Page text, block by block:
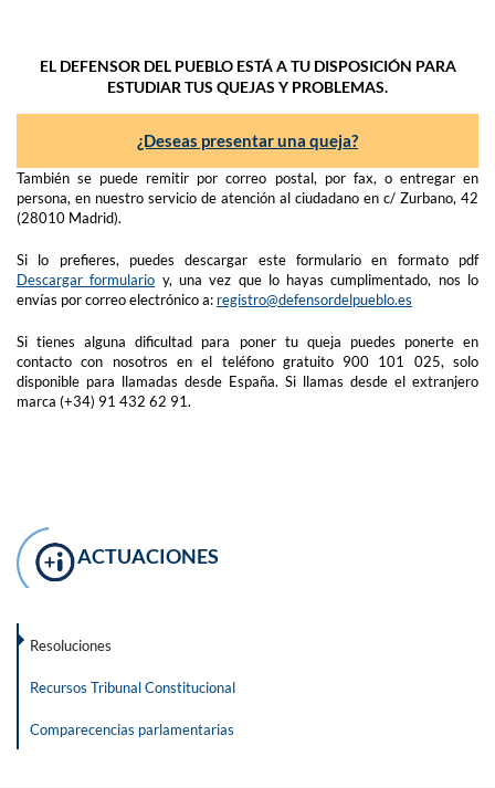
EL DEFENSOR DEL PUEBLO ESTÁ A TU DISPOSICIÓN PARA
ESTUDIAR TUS QUEJAS Y PROBLEMAS.
¿Deseas presentar una queja?
También se puede remitir por correo postal, por fax, o entregar en
persona, en nuestro servicio de atención al ciudadano en c/ Zurbano, 42
(28010 Madrid).
Si lo prefieres, puedes descargar este formulario en formato pdf
Descargar formulario y, una vez que lo hayas cumplimentado, nos lo
envías por correo electrónico a: registro@defensordelpueblo.es
Si tienes alguna dificultad para poner tu queja puedes ponerte en
contacto con nosotros en el teléfono gratuito 900 101 025, solo
disponible para llamadas desde España. Si llamas desde el extranjero
marca (+34) 91 432 62 91.
ACTUACIONES
Resoluciones
Recursos Tribunal Constitucional
Comparecencias parlamentarias